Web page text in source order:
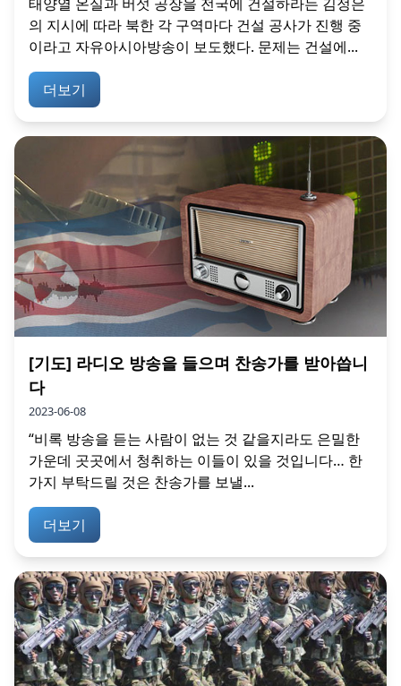
의 지시에 따라 북한 각 구역마다 건설 공사가 진행 중
이라고 자유아시아방송이 보도했다. 문제는 건설에...
더보기
[기도] 라디오 방송을 들으며 찬송가를 받아씁니
다
2023-06-08
“비록 방송을 듣는 사람이 없는 것 같을지라도 은밀한
가운데 곳곳에서 청취하는 이들이 있을 것입니다… 한
가지 부탁드릴 것은 찬송가를 보낼...
더보기